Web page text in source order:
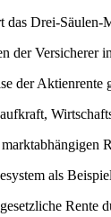
das Drei-Säulen-
der Versicherer
der Aktienrente
als
Rente